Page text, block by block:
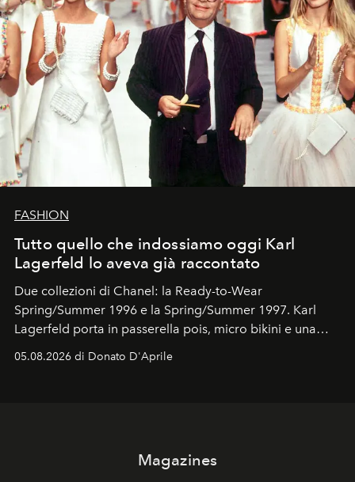
FASHION
Tutto quello che indossiamo oggi Karl
Lagerfeld lo aveva già raccontato
Due collezioni di Chanel: la Ready-to-Wear
Spring/Summer 1996 e la Spring/Summer 1997. Karl
Lagerfeld porta in passerella pois, micro bikini e una
Kate, Claudia e Carla una dietro l'altra. Trent'anni dopo,
05.08.2026 di Donato D'Aprile
Magazines